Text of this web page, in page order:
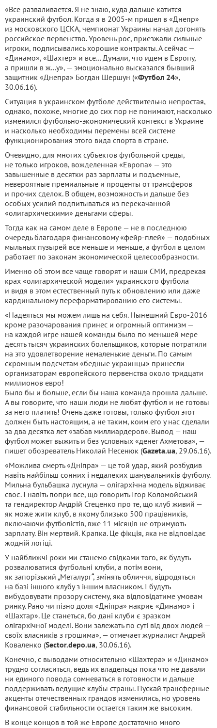
«Все разваливается. Я не знаю, куда дальше катится
украинский футбол. Когда я в 2005-м пришел в «Днепр»
из московского ЦСКА, чемпионат Украины начал догонять
российское первенство. Уровень рос, приезжали сильные
игроки, подписывались хорошие контракты. А сейчас —
«Динамо», «Шахтер» и все... Думали, что идем в Европу,
а пришли в ж...у», — эмоционально высказался бывший
защитник «Днепра» Богдан Шершун («Футбол 24»,
30.06.16).
Ситуация в украинском футболе действительно непростая,
однако, похоже, многие до сих пор не понимают, насколько
изменился футбольно-экономический контекст в Украине
и насколько необходимы перемены всей системе
функционирования этого вида спорта в стране.
Очевидно, для многих субъектов футбольной среды,
не только игроков, вожделенная «Европа» — это
завышенные в десятки раз зарплаты и подъемные,
невероятные премиальные и проценты от трансферов
и прочих сделок. В общем, возможность и дальше без
особых усилий подпитываться из перекачанной
«олигархическими» деньгами сферы.
Тогда как на самом деле в Европе — не в последнюю
очередь благодаря финансовому «фейр-плей» — подобных
мыльных пузырей все меньше и меньше, а футбол в целом
работает по законам экономической целесообразности.
Именно об этом все чаще говорят и наши СМИ, предрекая
крах «олигархической модели» украинского футбола
и видя в этом естественный путь к обновлению или даже
кардинальному переформатированию его системы.
«Надеяться мы можем лишь на себя. Нынешний Евро-2016
кроме разочарования принес и огромный оптимизм —
на каждой игре нашей команды было по меньшей мере
десять тысяч украинских болельщиков, которые потратили
на это удовлетворение немаленькие деньги. По самым
скромным подсчетам «бедные украинцы» принесли
организаторам европейского первенства около тридцати
миллионов евро!
Было бы и больше, если бы наша команда прошла дальше.
А вы говорите, что наши люди не любят футбол и не готовы
за него платить! Очень даже готовы, только футбол этот
должен быть настоящим, а не таким, коим его у нас сделали
за два десятка лет «забав миллиардеров». Вывод — наш
футбол может выжить и без условных «денег Ахметова», —
пишет обозреватель Николай Несенюк (Gazeta.ua, 29.06.16).
«Можлива смерть «Дніпра» — це той удар, який розбудив
навіть найбільш сонних і недалеких шанувальників футболу.
Мильна бульбашка луснула — олігархічна модель відживає
своє. І навіть попри все, що говорить Ігор Коломойський
та гендиректор Андрій Стеценко про те, що клуб живий —
як може жити клуб, в якому близько 500 працівників,
включаючи футболістів, вже 11 місяців не отримують
зарплату. Він мертвий. Крапка. Це фікція, яка не відповідає
жодній логіці.
У найближчі роки ми станемо свідками того, як будуть
розвалюватися футбольні клуби, а потім вони,
як запорізький „Металург“, змінять обличчя, відродяться
на базі іншого клубу з іншим власником. І будуть
вибудовувати прозору систему, яка відповідатиме умовам
ринку. Рано чи пізно доля «Дніпра» накриє «Динамо» і
«Шахтар». Це станеться, бо дані клуби є зразком
олігархічної моделі. Вони залежать по суті від двох людей —
своїх власників з грошима», — отмечает журналист Андрей
Коваленко (Sector.depo.ua, 30.06.16).
Конечно, с выводами относительно «Шахтера» и «Динамо»
трудно согласиться, ведь их владельцы пока что не давали
ни единого повода сомневаться в готовности и дальше
поддерживать ведущие клубы страны. Пускай трансферные
акценты отечественных грандов изменились, но уровень
финансовой стабильности остается таким же высоким.
В конце концов в той же Европе достаточно много